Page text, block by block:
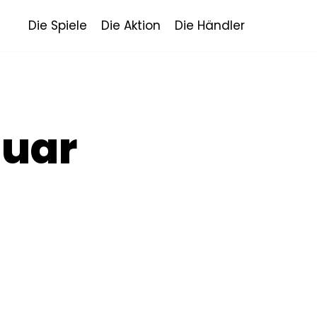
Die Spiele Die Aktion Die Händler